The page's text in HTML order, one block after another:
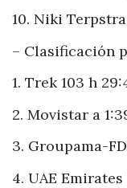
10. Niki
– Clasificación
1. Trek 103 h
2. Movistar a
3. Groupama-
4. UAE Emirates